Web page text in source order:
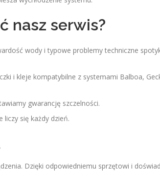
nasz serwis?
wody i typowe problemy techniczne
i kleje kompatybilne z systemami Balboa,
gwarancję szczelności.
liczy się każdy dzień.
Dzięki odpowiedniemu sprzętowi i